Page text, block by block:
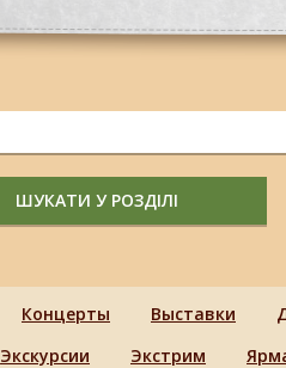
ШУКАТИ У РОЗДІЛІ
Концерты Выставки
Экскурсии Экстрим